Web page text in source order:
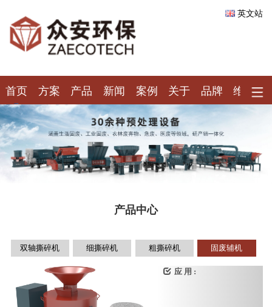
英文站
首页 方案 产品 新闻 案例 关于 品牌 维保
产品中心
双轴撕碎机 细撕碎机 粗撕碎机 固废辅机
应 用 :